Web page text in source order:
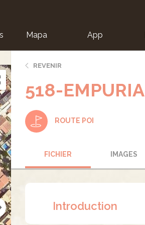
Mapa App
REVENIR
518-
ROUTE POI
FICHIER IMAGES
Introduction